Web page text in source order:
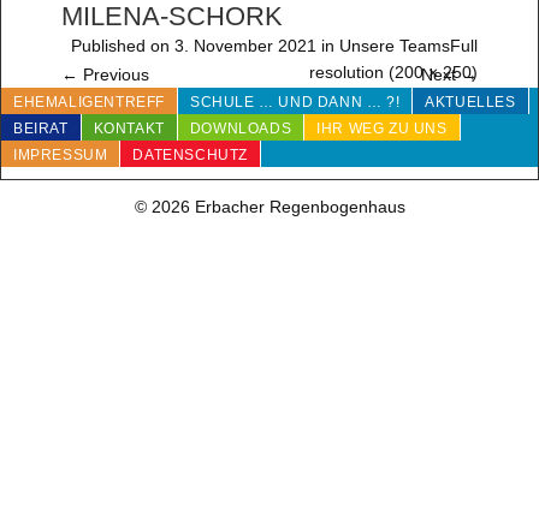
MILENA-SCHORK
Published on 3. November 2021 in Unsere TeamsFull
resolution (200 × 250)
← Previous Next→
EHEMALIGENTREFF SCHULE … UND DANN … ?!
AKTUELLES
BEIRAT
KONTAKT DOWNLOADS
IHR WEG ZU UNS
IMPRESSUM
DATENSCHUTZ
© 2026 Erbacher Regenbogenhaus